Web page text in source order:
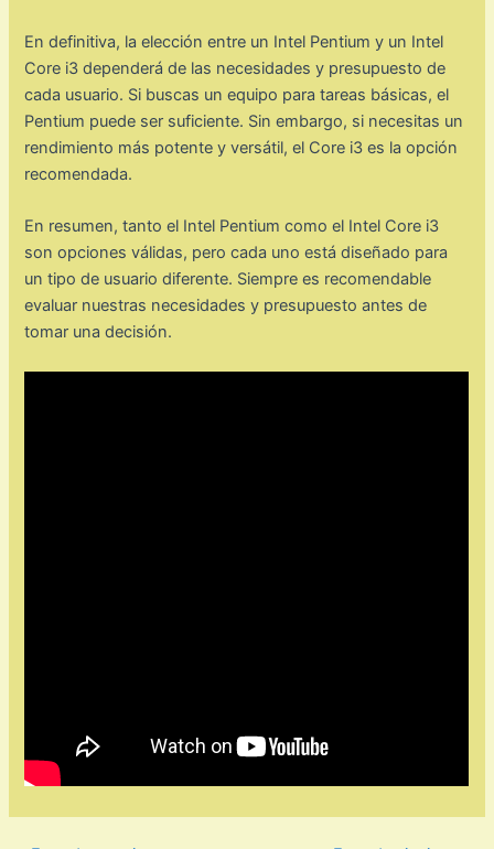
En definitiva, la elección entre un Intel Pentium y un Intel
Core i3 dependerá de las necesidades y presupuesto de
cada usuario. Si buscas un equipo para tareas básicas, el
Pentium puede ser suficiente. Sin embargo, si necesitas un
rendimiento más potente y versátil, el Core i3 es la opción
recomendada.
En resumen, tanto el Intel Pentium como el Intel Core i3
son opciones válidas, pero cada uno está diseñado para
un tipo de usuario diferente. Siempre es recomendable
evaluar nuestras necesidades y presupuesto antes de
tomar una decisión.